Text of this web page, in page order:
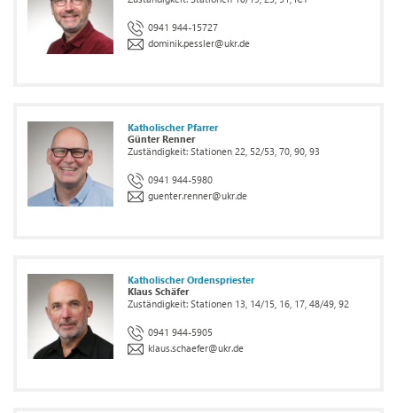
0941 944-15727
dominik.pessler@ukr.de
Katholischer Pfarrer
Günter Renner
Zuständigkeit: Stationen 22, 52/53, 70, 90, 93
0941 944-5980
guenter.renner@ukr.de
Katholischer Ordenspriester
Klaus Schäfer
Zuständigkeit: Stationen 13, 14/15, 16, 17, 48/49, 92
0941 944-5905
klaus.schaefer@ukr.de